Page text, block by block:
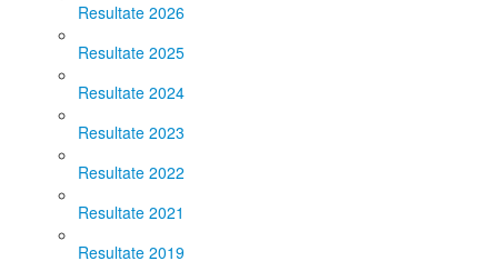
Resultate 2026
Resultate 2025
Resultate 2024
Resultate 2023
Resultate 2022
Resultate 2021
Resultate 2019